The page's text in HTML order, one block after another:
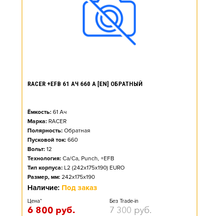
RACER +EFB 61 АЧ 660 А [EN] ОБРАТНЫЙ
Ёмкость: 61 Ач
Марка: RACER
Полярность: Обратная
Пусковой ток: 660
Вольт: 12
Технология: Ca/Ca, Punch, +EFB
Тип корпуса: L2 (242x175x190) EURO
Размер, мм: 242x175x190
Наличие: Под заказ
Цена*
6 800 руб.
Без Trade-in
7 300 руб.